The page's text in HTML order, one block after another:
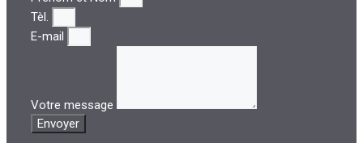
Tèl.
E-mail
Votre message
Envoyer